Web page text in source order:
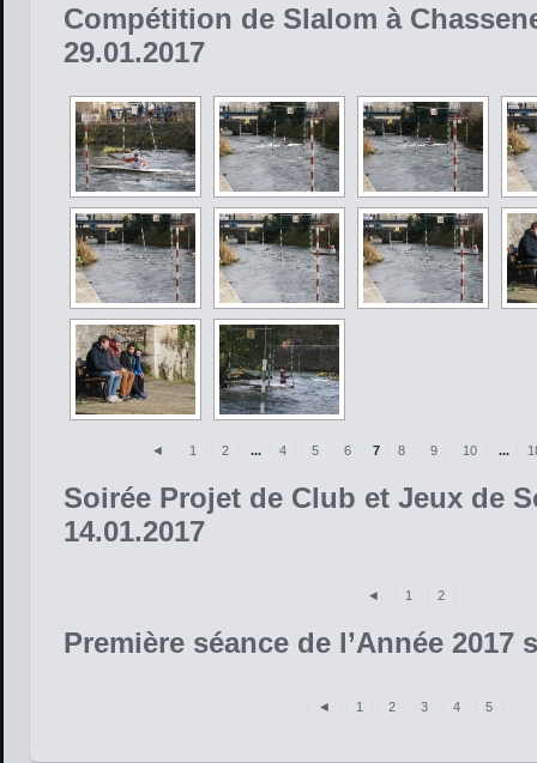
Compétition de Slalom à
29.01.2017
◄ 1 2 ... 4 5 6 7 8 9 10 ...
Soirée Projet de Club et Jeux de
14.01.2017
◄ 1 2
Première séance de l’Année 2017
◄ 1 2 3 4 5